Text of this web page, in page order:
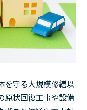
を守る大規模修繕以
原状回復工事や設備